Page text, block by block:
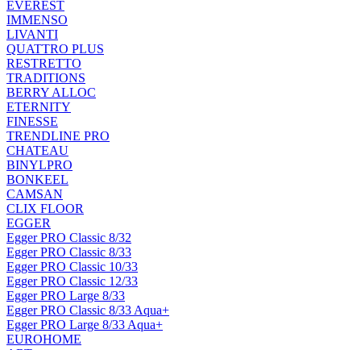
EVEREST
IMMENSO
LIVANTI
QUATTRO PLUS
RESTRETTO
TRADITIONS
BERRY ALLOC
ETERNITY
FINESSE
TRENDLINE PRO
CHATEAU
BINYLPRO
BONKEEL
CAMSAN
CLIX FLOOR
EGGER
Egger PRO Classic 8/32
Egger PRO Classic 8/33
Egger PRO Classic 10/33
Egger PRO Classic 12/33
Egger PRO Large 8/33
Egger PRO Classic 8/33 Aqua+
Egger PRO Large 8/33 Aqua+
EUROHOME